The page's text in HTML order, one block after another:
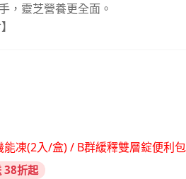
，靈芝營養更全面。
能凍(2入/盒) / B群緩釋雙層錠便利
38折起